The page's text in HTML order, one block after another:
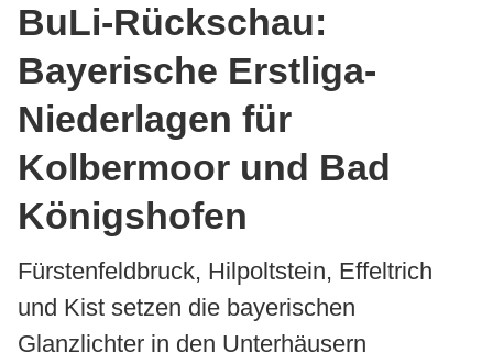
BuLi-Rückschau:
Bayerische Erstliga-
Niederlagen für
Kolbermoor und Bad
Königshofen
Fürstenfeldbruck, Hilpoltstein, Effeltrich
und Kist setzen die bayerischen
Glanzlichter in den Unterhäusern